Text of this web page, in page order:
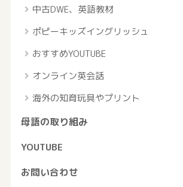
中古DWE、英語教材
ポピーキッズイングリッシュ
おすすめYOUTUBE
オンライン英会話
海外の知育玩具やプリント
母語の取り組み
YOUTUBE
お問い合わせ